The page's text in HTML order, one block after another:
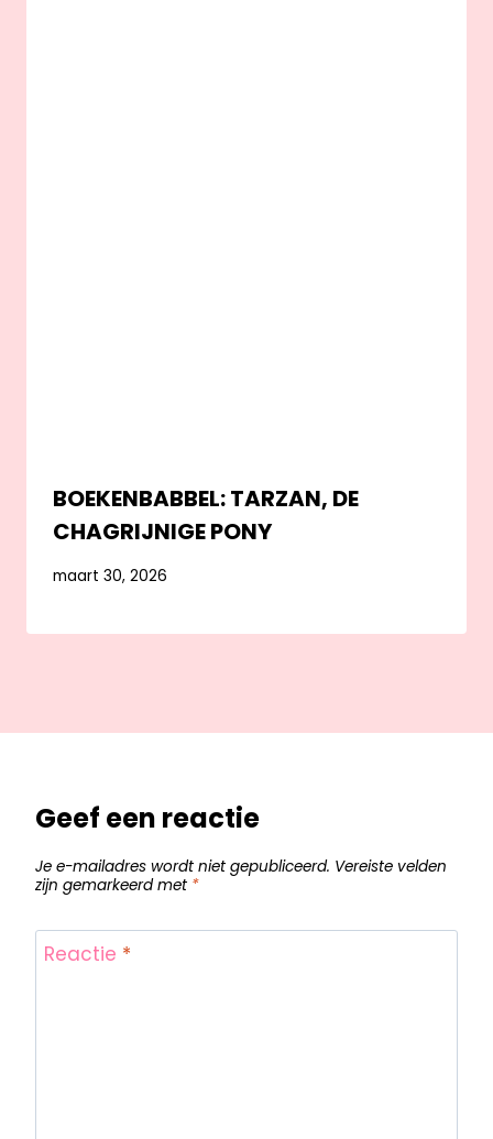
BOEKENBABBEL: TARZAN, DE
CHAGRIJNIGE PONY
maart 30, 2026
Geef een reactie
Je e-mailadres wordt niet gepubliceerd. Vereiste velden
zijn gemarkeerd met *
Reactie *